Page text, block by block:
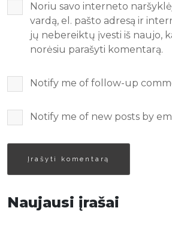
Noriu savo interneto
vardą, el. pašto adresą ir
jų nebereiktų įvesti iš naujo,
norėsiu parašyti komentarą.
Notify me of follow-up
Notify me of new posts by
Naujausi įrašai